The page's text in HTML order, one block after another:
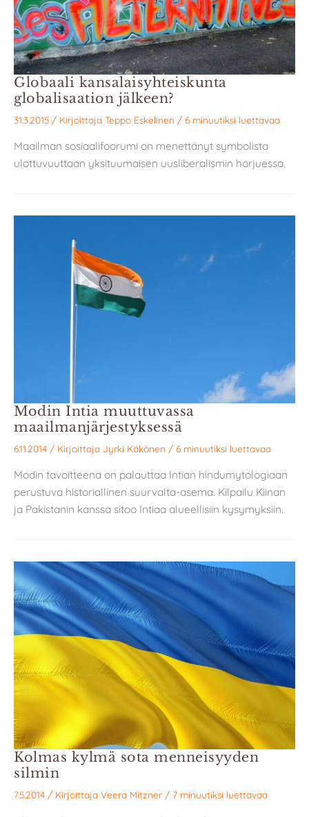
Globaali kansalaisyhteiskunta
globalisaation jälkeen?
31.3.2015 / Kirjoittaja Teppo Eskelinen / 6 minuutiksi luettavaa
Maailman sosiaalifoorumi on menettänyt symbolista
ulottuvuuttaan yksituumaisen uusliberalismin horjuessa.
Modin Intia muuttuvassa
maailmanjärjestyksessä
6.11.2014 / Kirjoittaja Jyrki Käkönen / 6 minuutiksi luettavaa
Modin tavoitteena on palauttaa Intian hindumytologiaan
perustuva historiallinen suurvalta-asema. Kilpailu Kiinan
ja Pakistanin kanssa sitoo Intiaa alueellisiin kysymyksiin.
Kolmas kylmä sota menneisyyden
silmin
7.5.2014 / Kirjoittaja Veera Mitzner / 7 minuutiksi luettavaa